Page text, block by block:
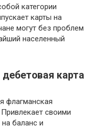
категории
карты на
могут без проблем
населенный
карта
флагманская
своими
баланс и